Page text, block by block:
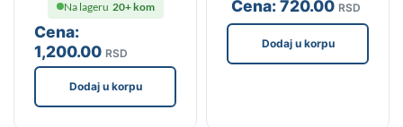
Cena:
1,200.00 RSD
Na lageru 20+ kom
Dodaj u korpu
Cena:720.00 RSD
Dodaj u korpu